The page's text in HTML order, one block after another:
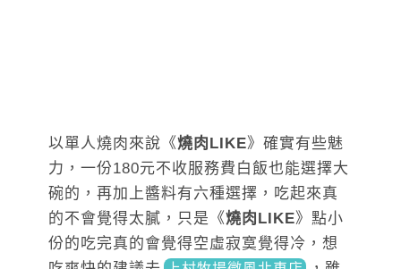
以單人燒肉來說《燒肉LIKE》確實有些魅
力，一份180元不收服務費白飯也能選擇大
碗的，再加上醬料有六種選擇，吃起來真
的不會覺得太膩，只是《燒肉LIKE》點小
份的吃完真的會覺得空虛寂寞覺得冷，想